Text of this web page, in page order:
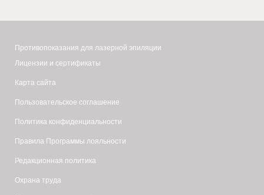
Противопоказания для лазерной эпиляции
Лицензии и сертификаты
Карта сайта
Пользовательское соглашение
Политика конфиденциальности
Правила Программы лояльности
Редакционная политика
Охрана труда